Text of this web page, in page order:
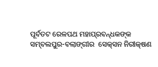
ପୂର୍ବତଟ ରେଳପଥ ମହାପ୍ରବନ୍ଧକଙ୍କ
ସମ୍ବଲପୁର-ବଲାଙ୍ଗୀର ସେକ୍ସନ ନିରୀକ୍ଷଣ